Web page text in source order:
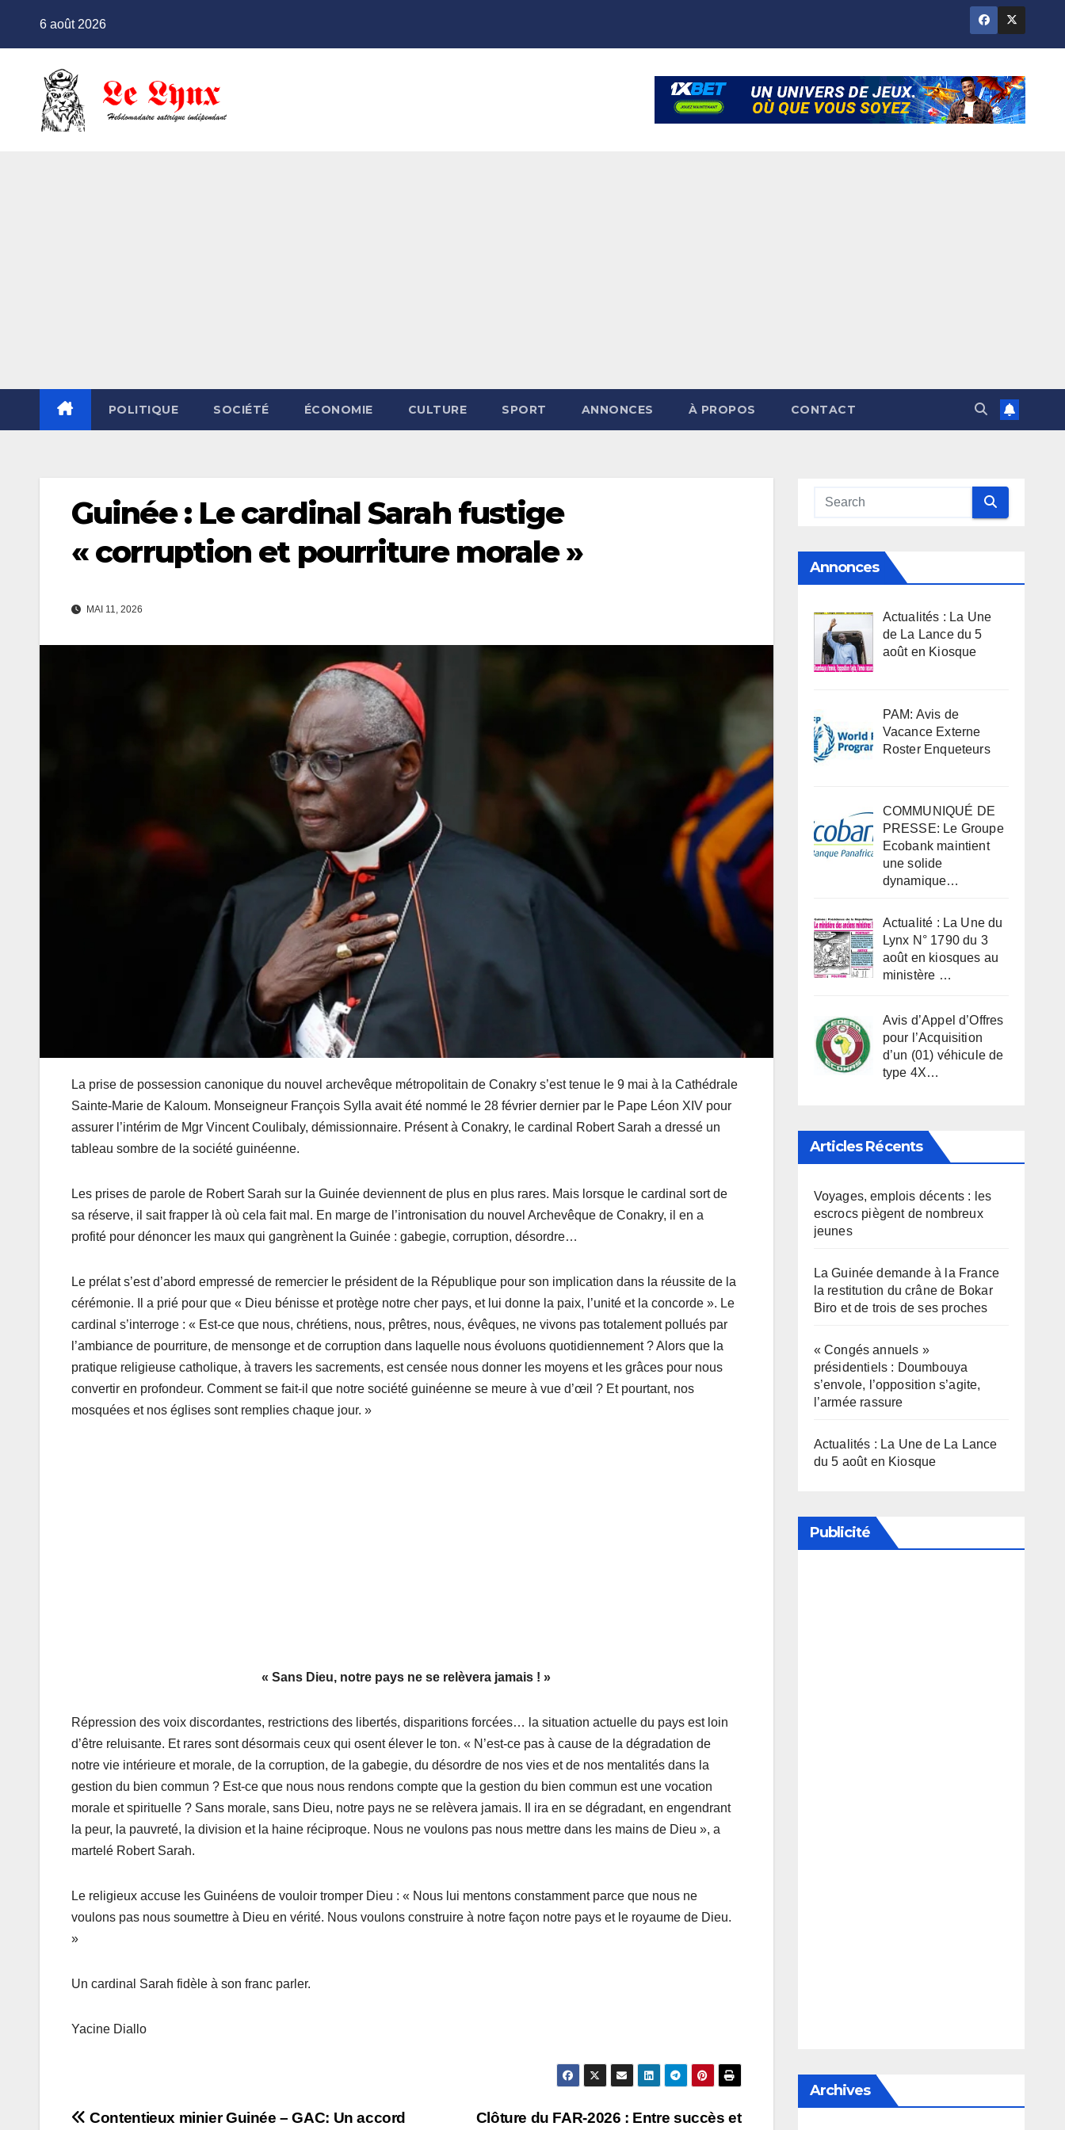
6 août 2026
POLITIQUE SOCIÉTÉ ÉCONOMIE CULTURE SPORT ANNONCES À PROPOS CONTACT
Guinée : Le cardinal Sarah fustige
« corruption et pourriture morale »
MAI 11, 2026
La prise de possession canonique du nouvel archevêque métropolitain de Conakry s’est tenue le 9 mai à la Cathédrale
Sainte-Marie de Kaloum. Monseigneur François Sylla avait été nommé le 28 février dernier par le Pape Léon XIV pour
assurer l’intérim de Mgr Vincent Coulibaly, démissionnaire. Présent à Conakry, le cardinal Robert Sarah a dressé un
tableau sombre de la société guinéenne.
Les prises de parole de Robert Sarah sur la Guinée deviennent de plus en plus rares. Mais lorsque le cardinal sort de
sa réserve, il sait frapper là où cela fait mal. En marge de l’intronisation du nouvel Archevêque de Conakry, il en a
profité pour dénoncer les maux qui gangrènent la Guinée : gabegie, corruption, désordre…
Le prélat s’est d’abord empressé de remercier le président de la République pour son implication dans la réussite de la
cérémonie. Il a prié pour que « Dieu bénisse et protège notre cher pays, et lui donne la paix, l’unité et la concorde ». Le
cardinal s’interroge : « Est-ce que nous, chrétiens, nous, prêtres, nous, évêques, ne vivons pas totalement pollués par
l’ambiance de pourriture, de mensonge et de corruption dans laquelle nous évoluons quotidiennement ? Alors que la
pratique religieuse catholique, à travers les sacrements, est censée nous donner les moyens et les grâces pour nous
convertir en profondeur. Comment se fait-il que notre société guinéenne se meure à vue d’œil ? Et pourtant, nos
mosquées et nos églises sont remplies chaque jour. »
« Sans Dieu, notre pays ne se relèvera jamais ! »
Répression des voix discordantes, restrictions des libertés, disparitions forcées… la situation actuelle du pays est loin
d’être reluisante. Et rares sont désormais ceux qui osent élever le ton. « N’est-ce pas à cause de la dégradation de
notre vie intérieure et morale, de la corruption, de la gabegie, du désordre de nos vies et de nos mentalités dans la
gestion du bien commun ? Est-ce que nous nous rendons compte que la gestion du bien commun est une vocation
morale et spirituelle ? Sans morale, sans Dieu, notre pays ne se relèvera jamais. Il ira en se dégradant, en engendrant
la peur, la pauvreté, la division et la haine réciproque. Nous ne voulons pas nous mettre dans les mains de Dieu », a
martelé Robert Sarah.
Le religieux accuse les Guinéens de vouloir tromper Dieu : « Nous lui mentons constamment parce que nous ne
voulons pas nous soumettre à Dieu en vérité. Nous voulons construire à notre façon notre pays et le royaume de Dieu.
»
Un cardinal Sarah fidèle à son franc parler.
Yacine Diallo
Navigation
Clôture du FAR-2026 : Entre succès et
Contentieux minier Guinée – GAC: Un accord
Annonces
Actualités : La Une
de La Lance du 5
août en Kiosque
PAM: Avis de
Vacance Externe
Roster Enqueteurs
COMMUNIQUÉ DE
PRESSE: Le Groupe
Ecobank maintient
une solide
dynamique…
Actualité : La Une du
Lynx N° 1790 du 3
août en kiosques au
ministère …
Avis d’Appel d’Offres
pour l’Acquisition
d’un (01) véhicule de
type 4X…
Articles Récents
Voyages, emplois décents : les
escrocs piègent de nombreux
jeunes
La Guinée demande à la France
la restitution du crâne de Bokar
Biro et de trois de ses proches
« Congés annuels »
présidentiels : Doumbouya
s’envole, l’opposition s’agite,
l’armée rassure
Actualités : La Une de La Lance
du 5 août en Kiosque
Publicité
Archives